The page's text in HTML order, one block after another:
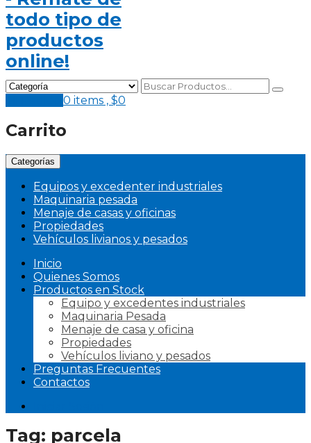
0 items , $0
Carrito
Categorías
Equipos y excedenter industriales
Maquinaria pesada
Menaje de casas y oficinas
Propiedades
Vehículos livianos y pesados
Inicio
Quienes Somos
Productos en Stock
Equipo y excedentes industriales
Maquinaria Pesada
Menaje de casa y oficina
Propiedades
Vehículos liviano y pesados
Preguntas Frecuentes
Contactos
Tag: parcela